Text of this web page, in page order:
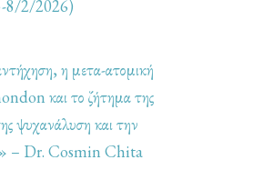
8/2/2026)
η μετα-ατομική
και το ζήτημα της
ψυχανάλυση και την
– Dr. Cosmin Chita